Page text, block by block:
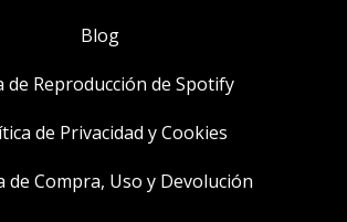
Blog
de Reproducción de Spotify
de Privacidad y Cookies
de Compra, Uso y Devolución